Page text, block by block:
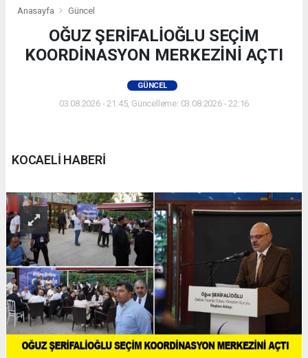
Anasayfa Güncel
OĞUZ ŞERİFALİOĞLU SEÇİM
KOORDİNASYON MERKEZİNİ AÇTI
GÜNCEL
03.08.2026 - 21:45, Güncelleme: 03.08.2026 - 22:16
KOCAELİ HABERİ